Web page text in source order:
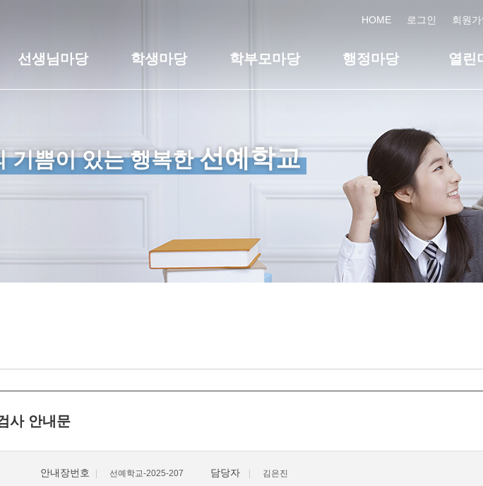
HOME 로그인 회원
선생님마당 학생마당 학부모마당 행정마당 열린
기쁨이 있는 행복한선예학교
사 안내문
안내장번호 선예학교-2025-207 담당자 김은진